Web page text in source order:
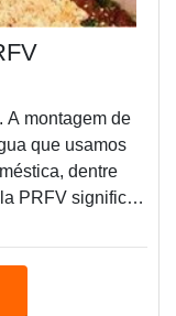
A montagem de
que usamos
dentre
PRFV significa
finíssimos